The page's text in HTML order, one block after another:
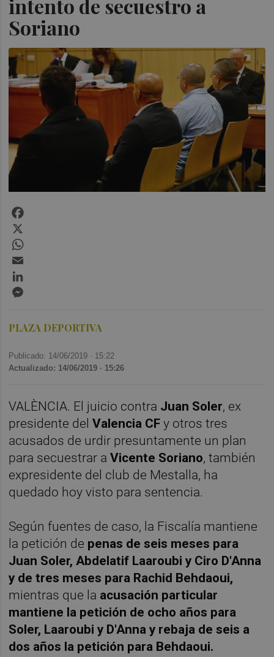
intento de secuestro a
Soriano
PLAZA DEPORTIVA
Publicado: 14/06/2019 · 15:22
Actualizado: 14/06/2019 · 15:26
VALÈNCIA. El juicio contra Juan Soler, ex
presidente delValencia CFy otros tres
acusados de urdir presuntamente un plan
para secuestrar aVicente Soriano, también
expresidente del club de Mestalla, ha
quedado hoy visto para sentencia.
Según fuentes de caso, la Fiscalía mantiene
la petición de penas de seis meses para
Juan Soler, Abdelatif Laaroubi y Ciro D'Anna
y de tres meses para Rachid Behdaoui,
mientras que la acusación particular
mantiene la petición de ocho años para
Soler, Laaroubi y D'Anna y rebaja de seis a
dos años la petición para Behdaoui.